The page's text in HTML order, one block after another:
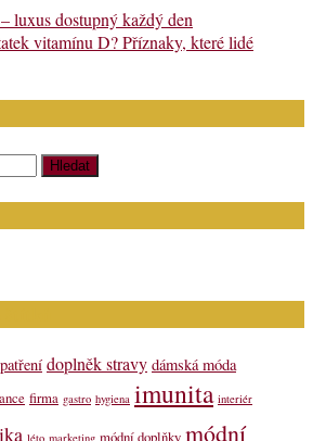
luxus dostupný každý den
vitamínu D? Příznaky, které lidé
doplněk stravy dámská móda
firma gastro hygiena imunita interiér
módní